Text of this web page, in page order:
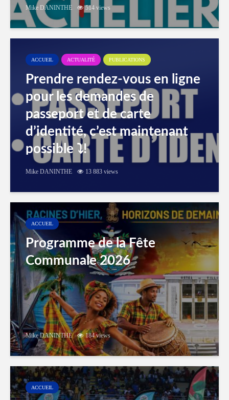
Mike DANINTHE 514 views
ACCUEIL ACTUALITÉ PUBLICATIONS
Prendre rendez-vous en ligne
pour les demandes de
passeport et de carte
d’identité, c’est maintenant
possible ⤵️!
Mike DANINTHE 13 883 views
ACCUEIL
Programme de la Fête
Communale 2026
Mike DANINTHE 184 views
ACCUEIL